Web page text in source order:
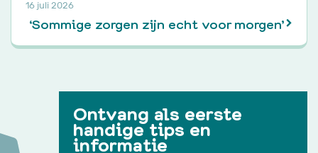
16 juli 2026
‘Sommige zorgen zijn echt voor morgen’
Ontvang als eerste
handige tips en
informatie